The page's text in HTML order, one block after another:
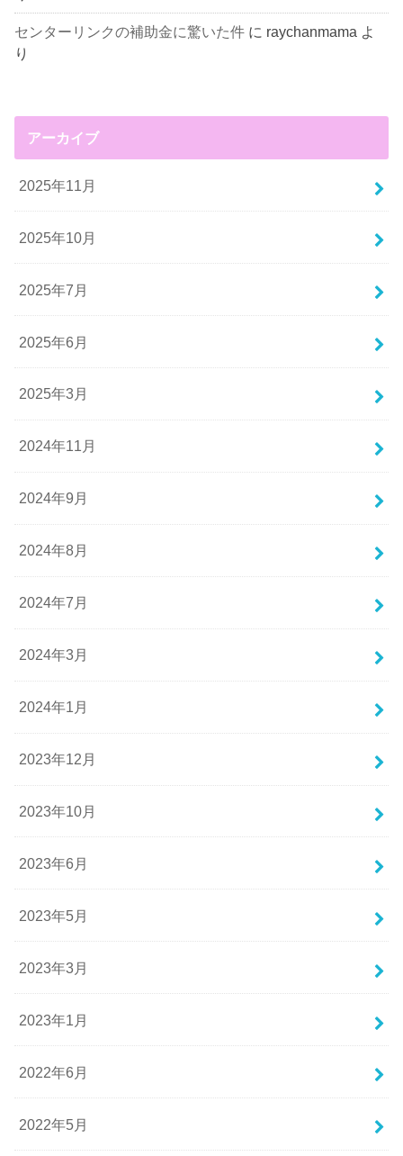
センターリンクの補助金に驚いた件 に raychanmama よ
り
アーカイブ
2025年11月
2025年10月
2025年7月
2025年6月
2025年3月
2024年11月
2024年9月
2024年8月
2024年7月
2024年3月
2024年1月
2023年12月
2023年10月
2023年6月
2023年5月
2023年3月
2023年1月
2022年6月
2022年5月